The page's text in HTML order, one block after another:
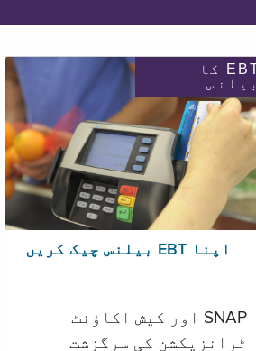
EBT کا
بیلنس
اپنا EBT بیلنس چیک کریں
SNAP اور کیش اکاؤنٹ
ٹرانزیکشن کی سرگزشت